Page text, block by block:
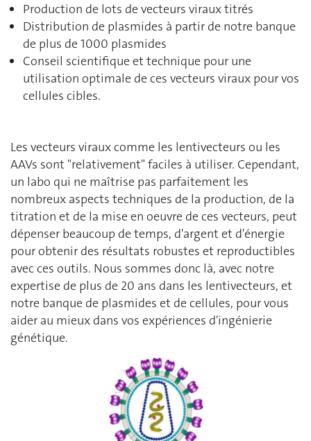
Production de lots de vecteurs viraux titrés
Distribution de plasmides à partir de notre banque
de plus de 1000 plasmides
Conseil scientifique et technique pour une
utilisation optimale de ces vecteurs viraux pour vos
cellules cibles.
Les vecteurs viraux comme les lentivecteurs ou les
AAVs sont "relativement" faciles à utiliser. Cependant,
un labo qui ne maîtrise pas parfaitement les
nombreux aspects techniques de la production, de la
titration et de la mise en oeuvre de ces vecteurs, peut
dépenser beaucoup de temps, d'argent et d'énergie
pour obtenir des résultats robustes et reproductibles
avec ces outils. Nous sommes donc là, avec notre
expertise de plus de 20 ans dans les lentivecteurs, et
notre banque de plasmides et de cellules, pour vous
aider au mieux dans vos expériences d'ingénierie
génétique.